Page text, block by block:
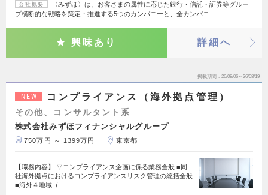
会社概要
〈みずほ〉は、お客さまの属性に応じた銀行・信託・証券等グルー
プ横断的な戦略を策定・推進する5つのカンパニーと、全カンパニ…
興味あり 詳細へ
掲載期間 26/08/06～26/08/19
NEW コンプライアンス（海外拠点管理）
その他、コンサルタント系
株式会社みずほフィナンシャルグループ
750万円 ～ 1399万円 東京都
【職務内容】 ▽コンプライアンス企画に係る業務全般 ■同
社海外拠点におけるコンプライアンスリスク管理の統括全般
■海外４地域（…